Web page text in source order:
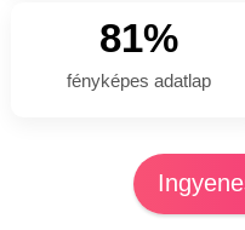
81%
fényképes adatlap